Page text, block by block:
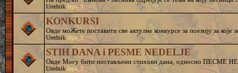
Urednik lepa_S
KONKURSI
Овде моЖете поставити све актулне конкурсе за поезију за
Urednik lepa_S
STIH DANA i PESME NEDELJE
Овде Могу бити постављени стихови дана, односно ПЕСМЕ
Urednik lepa_S